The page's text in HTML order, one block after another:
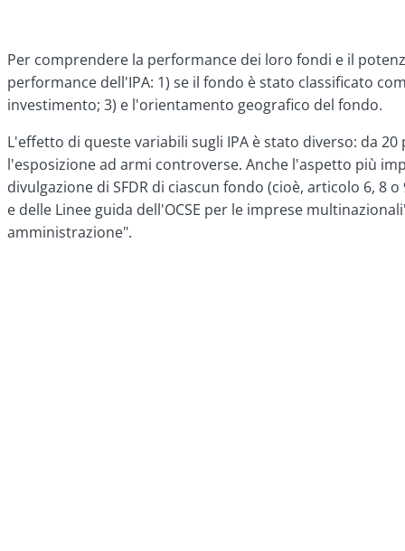
Per comprendere la performance dei loro fondi e il
performance dell'IPA: 1) se il fondo è stato classificato
investimento; 3) e l'orientamento geografico del fondo.
L'effetto di queste variabili sugli IPA è stato diverso: da
l'esposizione ad armi controverse. Anche l'aspetto più
divulgazione di SFDR di ciascun fondo (cioè, articolo 6,
e delle Linee guida dell'OCSE per le imprese
amministrazione".